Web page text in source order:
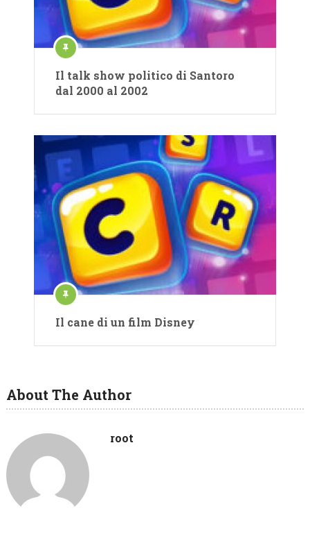
Il talk show politico di Santoro
dal 2000 al 2002
Il cane di un film Disney
About The Author
root